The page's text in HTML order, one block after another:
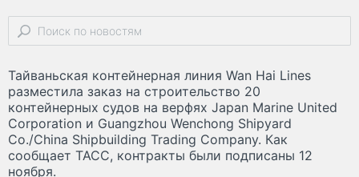
Тайваньская контейнерная линия Wan Hai Lines
разместила заказ на строительство 20
контейнерных судов на верфях Japan Marine United
Corporation и Guangzhou Wenchong Shipyard
Co./China Shipbuilding Trading Company. Как
сообщает ТАСС, контракты были подписаны 12
ноября.